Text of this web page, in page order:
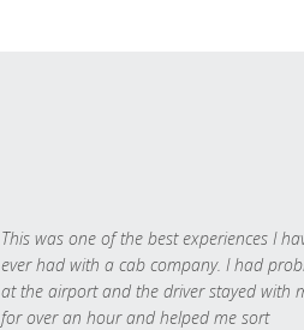
This was one of the best experiences I
ever had with a cab company. I had
at the airport and the driver stayed with
for over an hour and helped me sort